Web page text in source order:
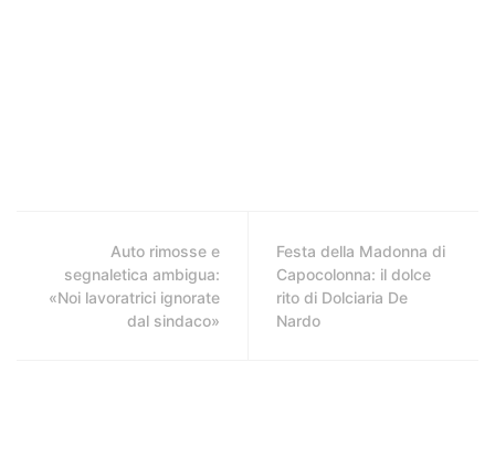
Auto rimosse e
segnaletica ambigua:
«Noi lavoratrici ignorate
dal sindaco»
Festa della Madonna di
Capocolonna: il dolce
rito di Dolciaria De
Nardo